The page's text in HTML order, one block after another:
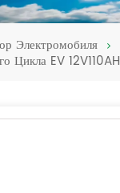
Электромобиля
Цикла EV 12V110AH